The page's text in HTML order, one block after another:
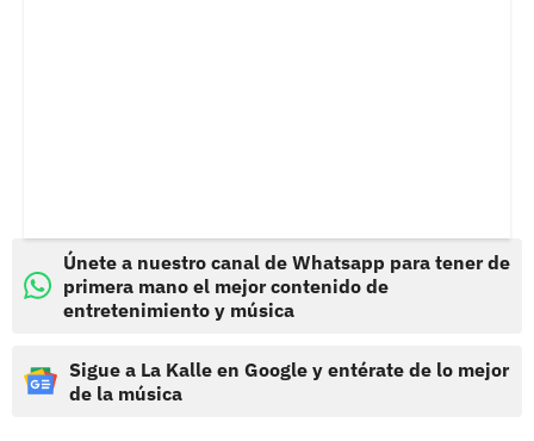
Únete a nuestro canal de Whatsapp para tener de
primera mano el mejor contenido de
entretenimiento y música
Sigue a La Kalle en Google y entérate de lo mejor
de la música